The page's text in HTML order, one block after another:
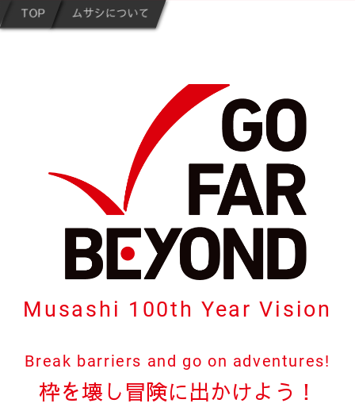
TOP ムサシについて
Musashi 100th Year Vision
Break barriers and go on adventures!
枠を壊し冒険に出かけよう！